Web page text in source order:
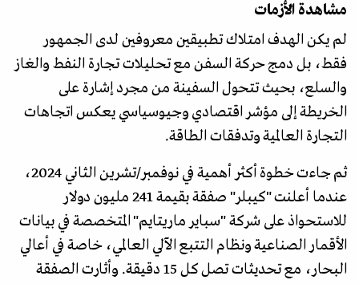
مشاهدة الأزمات
لم يكن الهدف امتلاك تطبيقين معروفين لدى الجمهور
فقط، بل دمج حركة السفن مع تحليلات تجارة النفط والغاز
والسلع، بحيث تتحول السفينة من مجرد إشارة على
الخريطة إلى مؤشر اقتصادي وجيوسياسي يعكس اتجاهات
التجارة العالمية وتدفقات الطاقة.
ثم جاءت خطوة أكثر أهمية في نوفمبر/تشرين الثاني 2024،
عندما أعلنت "كيبلر" صفقة بقيمة 241 مليون دولار
للاستحواذ على شركة "سباير ماريتايم" المتخصصة في بيانات
الأقمار الصناعية ونظام التتبع الآلي العالمي، خاصة في أعالي
البحار، مع تحديثات تصل كل 15 دقيقة. وأثارت الصفقة